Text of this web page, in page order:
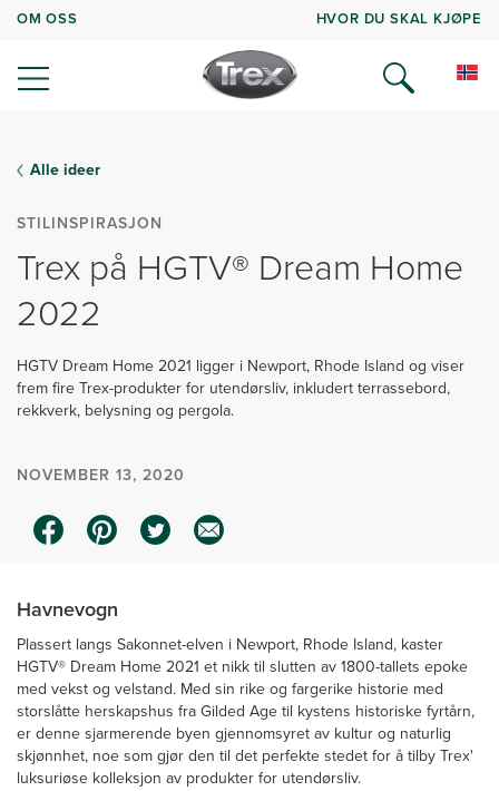
OM OSS HVOR DU SKAL KJØPE
Alle ideer
STILINSPIRASJON
Trex på HGTV® Dream Home
2022
HGTV Dream Home 2021 ligger i Newport, Rhode Island og viser
frem fire Trex-produkter for utendørsliv, inkludert terrassebord,
rekkverk, belysning og pergola.
NOVEMBER 13, 2020
Havnevogn
Plassert langs Sakonnet-elven i Newport, Rhode Island, kaster
HGTV® Dream Home 2021 et nikk til slutten av 1800-tallets epoke
med vekst og velstand. Med sin rike og fargerike historie med
storslåtte herskapshus fra Gilded Age til kystens historiske fyrtårn,
er denne sjarmerende byen gjennomsyret av kultur og naturlig
skjønnhet, noe som gjør den til det perfekte stedet for å tilby Trex'
luksuriøse kolleksjon av produkter for utendørsliv.